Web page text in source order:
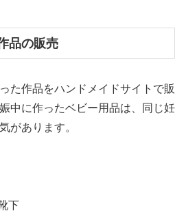
品の販売
た作品をハンドメイドサイトで販
中に作ったベビー用品は、同じ妊
があります。
下